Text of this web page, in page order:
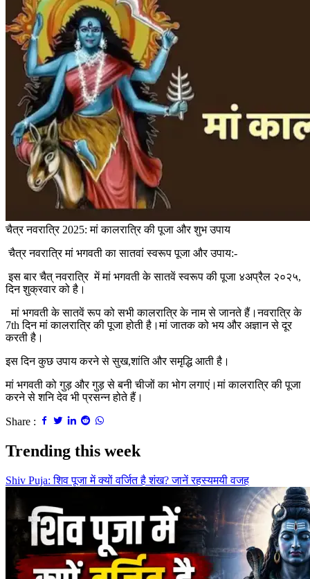
चैत्र नवरात्रि 2025: मां कालरात्रि की पूजा और शुभ उपाय
चैत्र नवरात्रि मां भगवती का सातवां स्वरूप पूजा और उपाय:-
इस बार चैत् नवरात्रि में मां भगवती के सातवें स्वरूप की पूजा ४अप्रैल २०२५,
दिन शुक्रवार को है।
मां भगवती के सातवें रूप को सभी कालरात्रि के नाम से जानते हैं।नवरात्रि के
7th दिन मां कालरात्रि की पूजा होती है।मां जातक को भय और अज्ञान से दूर
करती है।
इस दिन कुछ उपाय करने से सुख,शांति और समृद्धि आती है।
मां भगवती को गुड़ और गुड़ से बनी चीजों का भोग लगाएं।मां कालरात्रि की पूजा
करने से शनि देव भी प्रसन्न होते हैं।
Share :
Trending this week
Shiv Puja: शिव पूजा में क्यों वर्जित है शंख? जानें रहस्यमयी वजह